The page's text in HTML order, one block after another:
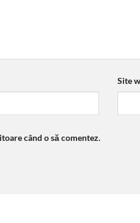
Site
când o să comentez.